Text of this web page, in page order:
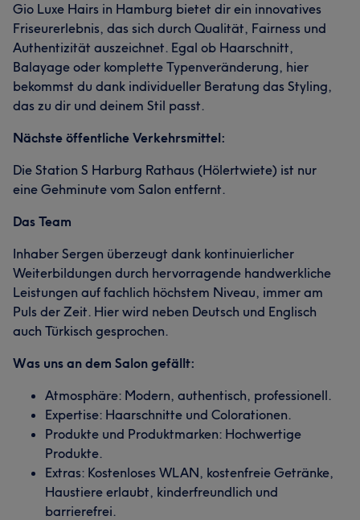
Gio Luxe Hairs in Hamburg bietet dir ein innovatives
Friseurerlebnis, das sich durch Qualität, Fairness und
Authentizität auszeichnet. Egal ob Haarschnitt,
Balayage oder komplette Typenveränderung, hier
bekommst du dank individueller Beratung das Styling,
das zu dir und deinem Stil passt.
Nächste öffentliche Verkehrsmittel:
Die Station S Harburg Rathaus (Hölertwiete) ist nur
eine Gehminute vom Salon entfernt.
Das Team
Inhaber Sergen überzeugt dank kontinuierlicher
Weiterbildungen durch hervorragende handwerkliche
Leistungen auf fachlich höchstem Niveau, immer am
Puls der Zeit. Hier wird neben Deutsch und Englisch
auch Türkisch gesprochen.
Was uns an dem Salon gefällt:
Atmosphäre: Modern, authentisch, professionell.
Expertise: Haarschnitte und Colorationen.
Produkte und Produktmarken: Hochwertige
Produkte.
Extras: Kostenloses WLAN, kostenfreie Getränke,
Haustiere erlaubt, kinderfreundlich und
barrierefrei.